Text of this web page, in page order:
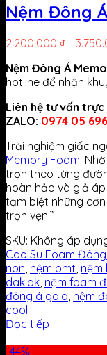
Nệm Đông
2.200.000 ₫ –
Nệm Đông Á
hotline để nhận
Liên hệ tư vấn
ZALO: 0974 05
Trải nghiệm giấc
Memory Foam.
trọn theo từng
hoàn hảo và giả
tạm biệt những
trọn vẹn.”
SKU: Không áp
Cao Su Foam
non nệm bmt nệm
daklak nệm foam
đông á gold nệm
cool
Đọc tiếp
-44%